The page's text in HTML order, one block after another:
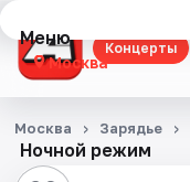
Концерты
Меню
Москва
Концерты
Театр
Ночной режим
Москва Зарядье